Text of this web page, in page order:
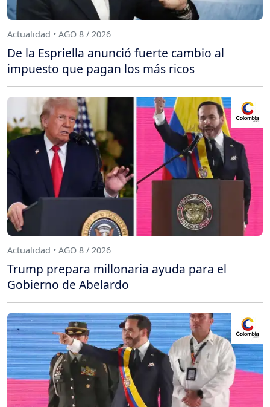
Actualidad • AGO 8 / 2026
De la Espriella anunció fuerte cambio al
impuesto que pagan los más ricos
Actualidad • AGO 8 / 2026
Trump prepara millonaria ayuda para el
Gobierno de Abelardo